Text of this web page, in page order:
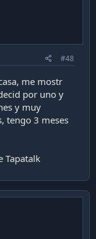
#48
me mostr
por uno y
y muy
tengo 3 meses
Tapatalk